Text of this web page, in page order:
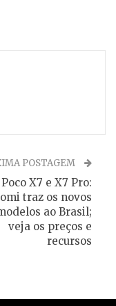
POSTAGEM
Poco X7 e X7 Pro:
traz os novos
ao Brasil;
veja os preços e
recursos